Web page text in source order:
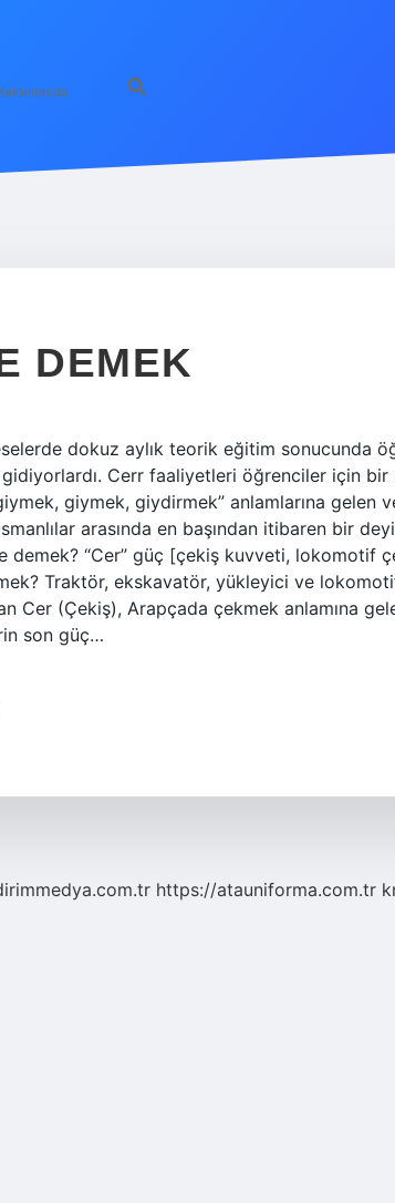
DEMEK
dokuz aylık teorik eğitim sonucunda
gidiyorlardı. Cerr faaliyetleri öğrenciler için
giymek, giydirmek” anlamlarına gelen
arasında en başından itibaren bir
demek? “Cer” güç [çekiş kuvveti, lokomotif
Traktör, ekskavatör, yükleyici ve
Cer (Çekiş), Arapçada çekmek anlamına
son güç…
https://atauniforma.com.tr